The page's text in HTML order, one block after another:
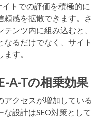
イトでの評価を積極的に
頼感を拡散できます。さ
ンツ内に組み込むと、
るだけでなく、サイト
す。
A-Tの相乗効果
クセスが増加している
設計はSEO対策として